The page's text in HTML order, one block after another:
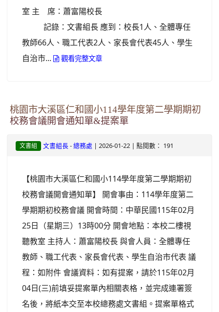
室 主 席：蕭富陽校長
記錄：文書組長 應到：校長1人、全體專任
教師66人、職工代表2人、家長會代表45人、學生
自治市...
觀看完整文章
桃園市大溪區仁和國小114學年度第二學期期初
校務會議開會通知單&提案單
文書組 文書組長- 總務處 | 2026-01-22 | 點閱數： 191
【桃園市大溪區仁和國小114學年度第二學期期初
校務會議開會通知單】 開會事由：114學年度第二
學期期初校務會議 開會時間：中華民國115年02月
25日（星期三）13時00分 開會地點：本校二樓視
聽教室 主持人：蕭富陽校長 與會人員：全體專任
教師、職工代表、家長會代表、學生自治市代表 議
程：如附件 會議資料：如有提案，請於115年02月
04日(三)前填妥提案單內相關表格，並完成連署簽
名後，將紙本交至本校總務處文書組。提案單格式